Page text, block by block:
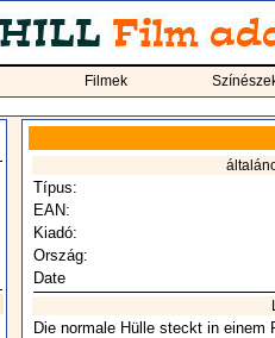
Filmek
Típus:
EAN:
Kiadó:
Ország:
Date
Die normale Hülle steckt in einem